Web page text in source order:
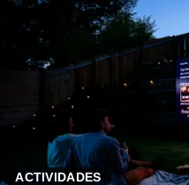
ACTIVIDADES